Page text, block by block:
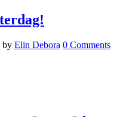
by Elin Debora 0 Comments